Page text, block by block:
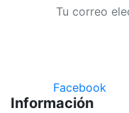
Facebook
Información